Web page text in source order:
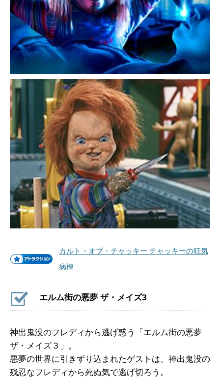
カルト・オブ・チャッキー チャッキーの狂気
病棟
エルム街の悪夢 ザ・メイズ3
神出鬼没のフレディから逃げ惑う「エルム街の悪夢
ザ・メイズ３」。
悪夢の世界に引きずり込まれたゲストは、神出鬼没の
残忍なフレディから死ぬ気で逃げ切ろう。